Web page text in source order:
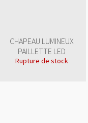
CHAPEAU LUMINEUX
PAILLETTE LED
Rupture de stock